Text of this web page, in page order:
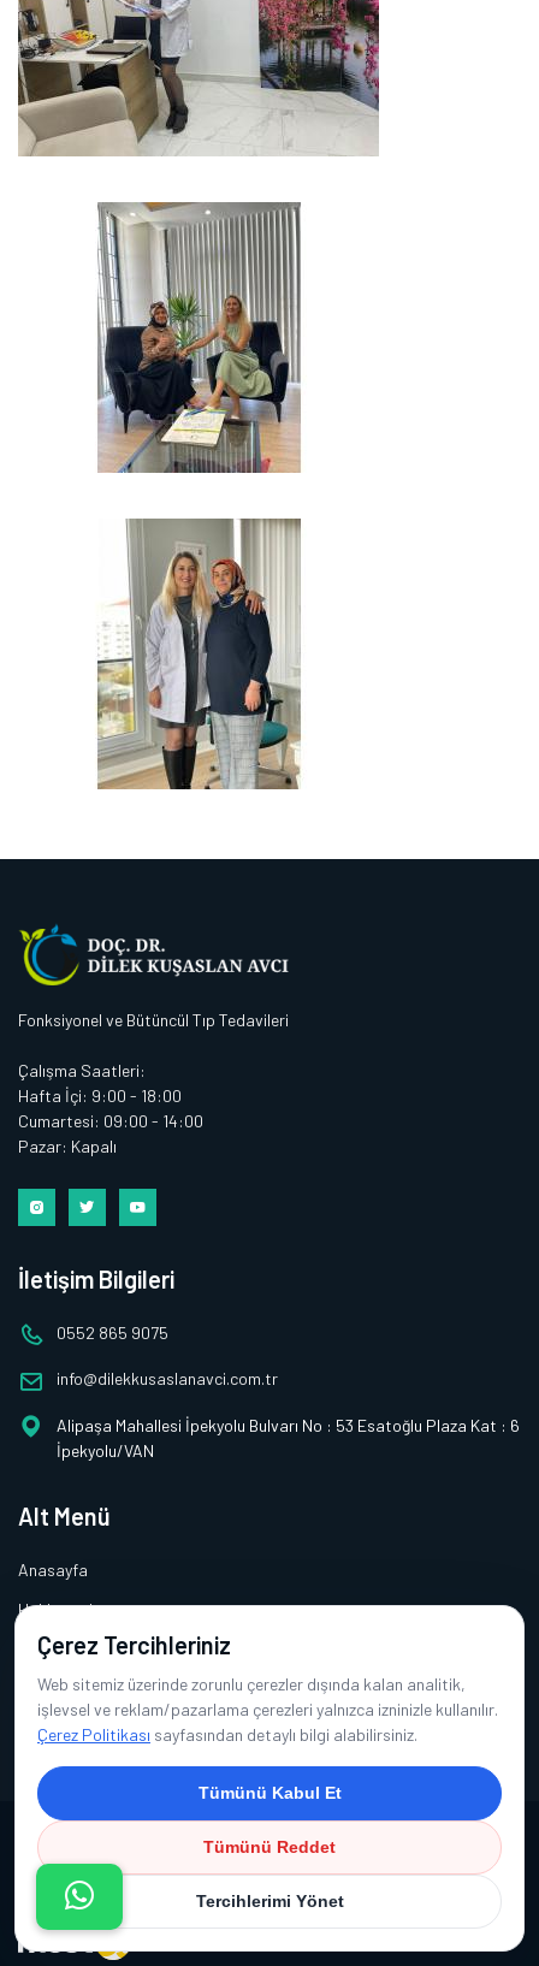
Fonksiyonel ve Bütüncül Tıp Tedavileri
Çalışma Saatleri:
Hafta İçi: 9:00 - 18:00
Cumartesi: 09:00 - 14:00
Pazar: Kapalı
İletişim Bilgileri
0552 865 9075
info@dilekkusaslanavci.com.tr
Alipaşa Mahallesi İpekyolu Bulvarı No : 53 Esatoğlu Plaza Kat : 6
İpekyolu/VAN
Alt Menü
Anasayfa
Hakkımızda
Hizmetlerimiz
Galeri
İletişim
Copyright © 2026 Doc. Dr. Dilek Kuşaslan Avcı | Tüm Hakları Saklıdır.
Çerez Politikası
Çerez Tercihleriniz
Web sitemiz üzerinde zorunlu çerezler dışında kalan analitik,
işlevsel ve reklam/pazarlama çerezleri yalnızca izninizle kullanılır.
Çerez Politikası sayfasından detaylı bilgi alabilirsiniz.
Tümünü Kabul Et
Tümünü Reddet
Tercihlerimi Yönet